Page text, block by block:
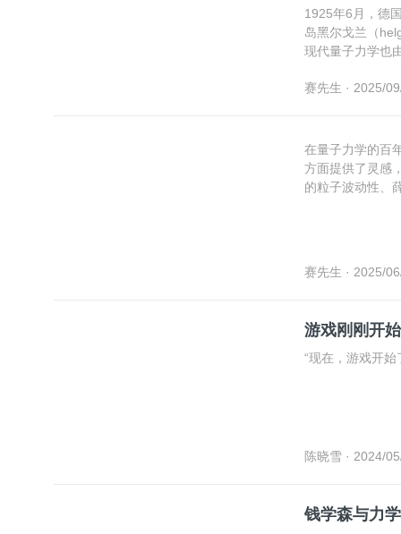
1925年6月，德
岛黑尔戈兰（
现代量子力学也由此宣告建立。 2025
学百年。《赛先
赛先生 · 2025/
在量子力学的百
方面提供了灵感
的粒子波动性、
赛先生 · 2025/
游戏刚刚开
“现在，游戏开
陈晓雪 · 2024/
钱学森与力学